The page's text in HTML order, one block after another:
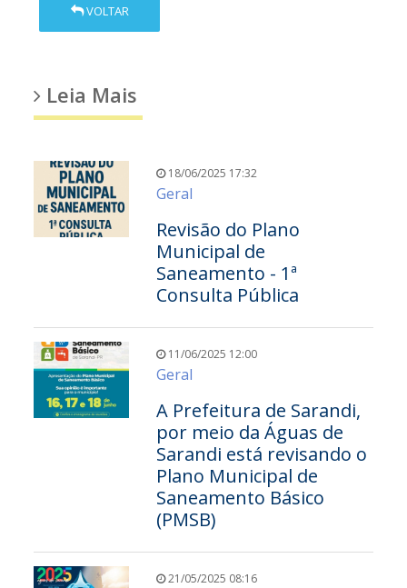
VOLTAR
Leia Mais
18/06/2025 17:32
Geral
Revisão do Plano
Municipal de
Saneamento - 1ª
Consulta Pública
11/06/2025 12:00
Geral
A Prefeitura de Sarandi,
por meio da Águas de
Sarandi está revisando o
Plano Municipal de
Saneamento Básico
(PMSB)
21/05/2025 08:16